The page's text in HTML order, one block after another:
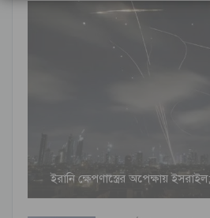
ইরানি ক্ষেপণাস্ত্রের অপেক্ষায়